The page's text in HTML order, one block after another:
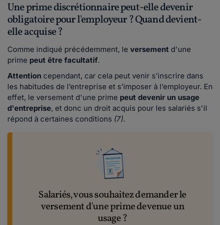
Une prime discrétionnaire peut-elle devenir
obligatoire pour l'employeur ? Quand devient-
elle acquise ?
Comme indiqué précédemment, le versement d'une
prime peut être facultatif.
Attention cependant, car cela peut venir s’inscrire dans
les habitudes de l’entreprise et s’imposer à l’employeur. En
effet, le versement d'une prime peut devenir un usage
d'entreprise, et donc un droit acquis pour les salariés s'il
répond à certaines conditions (7).
Salariés, vous souhaitez demander le
versement d'une prime devenue un
usage ?